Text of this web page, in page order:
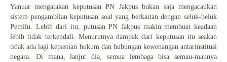
Yanuar mengatakan keputusan PN Jakpus bukan saja mengacaukan
sistem pengambilan keputusan soal yang berkaitan dengan seluk-beluk
Pemilu. Lebih dari itu, putusan PN Jakpus makin membuat keadaan
lebih tidak terkendali. Menurutnya dampak dari keputusan itu seakan
tidak ada lagi kepastian hukum dan hubungan kewenangan antarinstitusi
negara. Di mana, lanjut dia, semua lembaga bisa semau-maunya